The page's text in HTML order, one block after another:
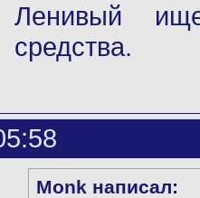
Ленивый
средства.
Monk написал: